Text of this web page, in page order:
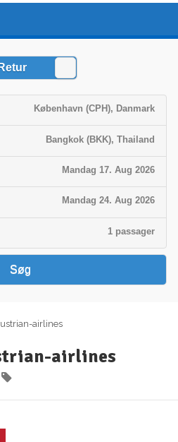
airlines
airlines